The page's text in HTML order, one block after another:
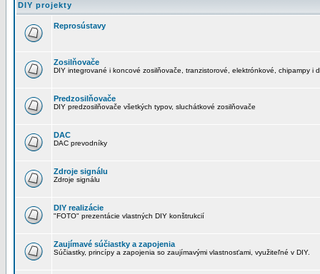
DIY projekty
Reprosústavy
Zosilňovače
DIY integrované i koncové zosilňovače, tranzistorové, elektrónkové, chipampy i
Predzosilňovače
DIY predzosilňovače všetkých typov, sluchátkové zosilňovače
DAC
DAC prevodníky
Zdroje signálu
Zdroje signálu
DIY realizácie
"FOTO" prezentácie vlastných DIY konštrukcií
Zaujímavé súčiastky a zapojenia
Súčiastky, princípy a zapojenia so zaujímavými vlastnosťami, využiteľné v DIY.